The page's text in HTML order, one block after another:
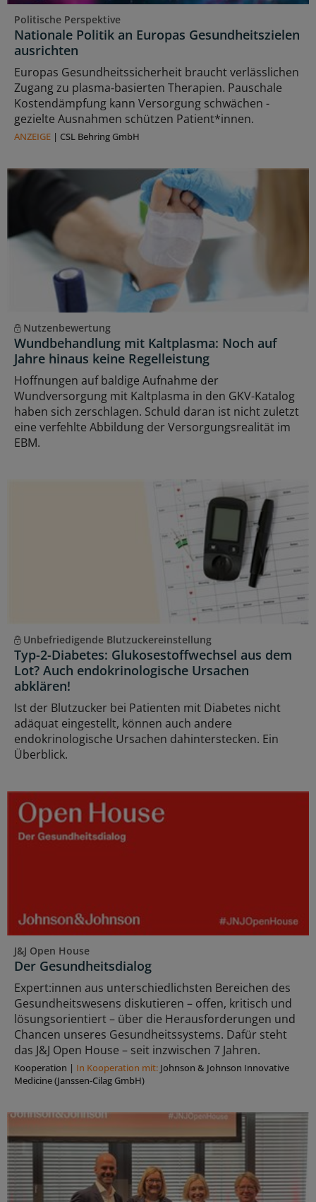
Politische Perspektive
Nationale Politik an Europas Gesundheitszielen
ausrichten
Europas Gesundheitssicherheit braucht verlässlichen
Zugang zu plasma‑basierten Therapien. Pauschale
Kostendämpfung kann Versorgung schwächen -
gezielte Ausnahmen schützen Patient*innen.
ANZEIGE | CSL Behring GmbH
Nutzenbewertung
Wundbehandlung mit Kaltplasma: Noch auf
Jahre hinaus keine Regelleistung
Hoffnungen auf baldige Aufnahme der
Wundversorgung mit Kaltplasma in den GKV-Katalog
haben sich zerschlagen. Schuld daran ist nicht zuletzt
eine verfehlte Abbildung der Versorgungsrealität im
EBM.
Unbefriedigende Blutzuckereinstellung
Typ-2-Diabetes: Glukosestoffwechsel aus dem
Lot? Auch endokrinologische Ursachen
abklären!
Ist der Blutzucker bei Patienten mit Diabetes nicht
adäquat eingestellt, können auch andere
endokrinologische Ursachen dahinterstecken. Ein
Überblick.
J&J Open House
Der Gesundheitsdialog
Expert:innen aus unterschiedlichsten Bereichen des
Gesundheitswesens diskutieren – offen, kritisch und
lösungsorientiert – über die Herausforderungen und
Chancen unseres Gesundheitssystems. Dafür steht
das J&J Open House – seit inzwischen 7 Jahren.
Kooperation | In Kooperation mit: Johnson & Johnson Innovative
Medicine (Janssen-Cilag GmbH)